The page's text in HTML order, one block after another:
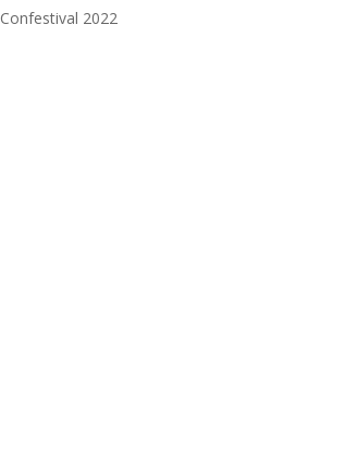
Confestival 2022